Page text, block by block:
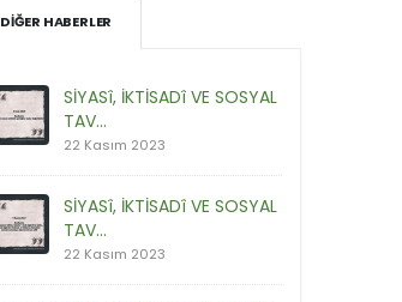
DIĞER HABERLER
SİYASî, İKTİSADî VE SOSYAL
TAV...
22 Kasım 2023
SİYASî, İKTİSADî VE SOSYAL
TAV...
22 Kasım 2023